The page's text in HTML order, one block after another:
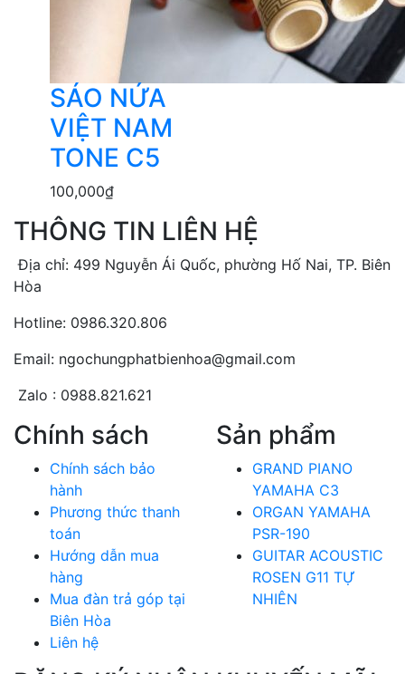
SÁO NỨA
VIỆT NAM
TONE C5
100,000₫
THÔNG TIN LIÊN HỆ
Địa chỉ: 499 Nguyễn Ái Quốc, phường Hố Nai, TP. Biên
Hòa
Hotline: 0986.320.806
Email: ngochungphatbienhoa@gmail.com
Zalo : 0988.821.621
Chính sách
Chính sách bảo
hành
Phương thức thanh
toán
Hướng dẫn mua
hàng
Mua đàn trả góp tại
Biên Hòa
Liên hệ
Sản phẩm
GRAND PIANO
YAMAHA C3
ORGAN YAMAHA
PSR-190
GUITAR ACOUSTIC
ROSEN G11 TỰ
NHIÊN